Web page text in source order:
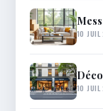
10
10